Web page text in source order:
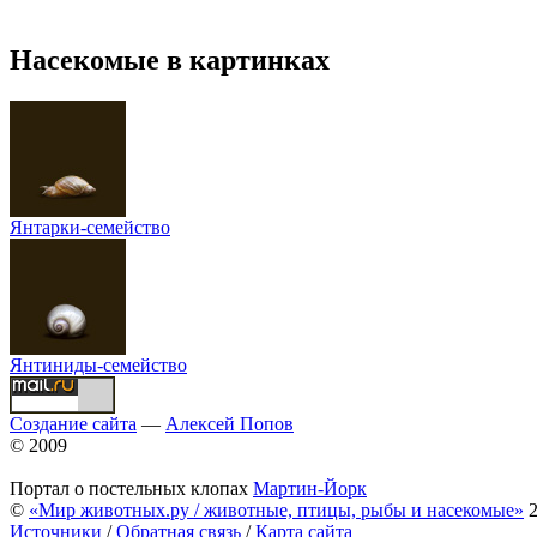
Насекомые в картинках
Янтарки-семейство
Янтиниды-семейство
Создание сайта — Алексей Попов
© 2009
Портал о постельных клопах Мартин-Йорк
© «Мир животных.ру / животные, птицы, рыбы и насекомые»
Источники /Обратная связь /Карта сайта